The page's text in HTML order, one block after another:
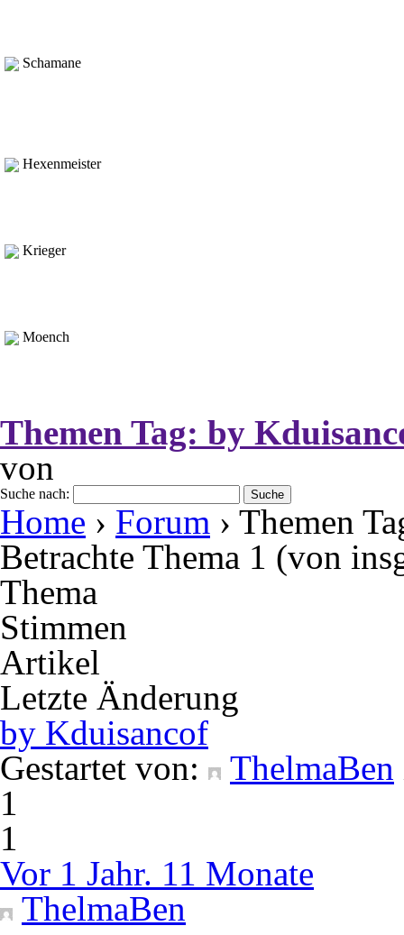
Schamane
Hexenmeister
Krieger
Moench
Themen Tag: by
von
Suche nach:
Home › Forum › Themen
Betrachte Thema 1 (von
Thema
Stimmen
Artikel
Letzte Änderung
by Kduisancof
Gestartet von:
ThelmaBen
1
1
Vor 1 Jahr. 11 Monate
ThelmaBen